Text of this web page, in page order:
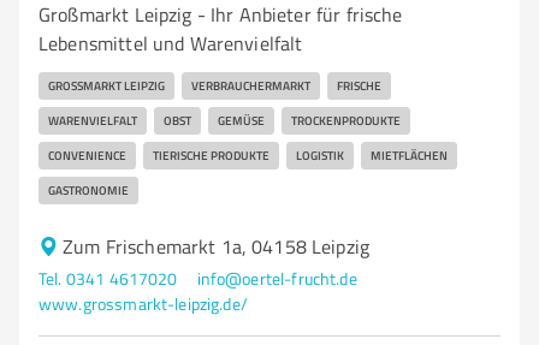
Großmarkt Leipzig - Ihr Anbieter für frische
Lebensmittel und Warenvielfalt
GROSSMARKT LEIPZIG VERBRAUCHERMARKT FRISCHE
WARENVIELFALT OBST GEMÜSE TROCKENPRODUKTE
CONVENIENCE TIERISCHE PRODUKTE LOGISTIK MIETFLÄCHEN
GASTRONOMIE
Zum Frischemarkt 1a, 04158 Leipzig
Tel. 0341 4617020
info@oertel-frucht.de
www.grossmarkt-leipzig.de/